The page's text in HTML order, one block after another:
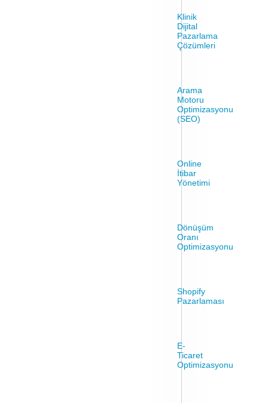
Klinik
Dijital
Pazarlama
Çözümleri
Arama
Motoru
Optimizasyonu
(SEO)
Online
İtibar
Yönetimi
Dönüşüm
Oranı
Optimizasyonu
Shopify
Pazarlaması
E-
Ticaret
Optimizasyonu